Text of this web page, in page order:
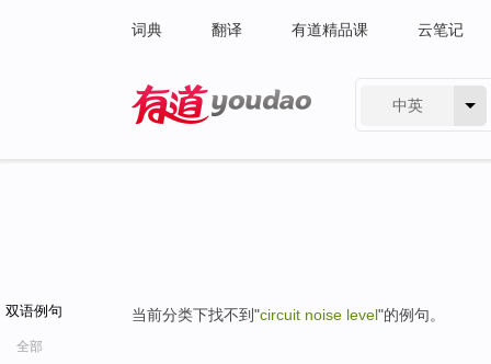
词典 翻译 有道精品课 云笔记
中英
双语例句
全部
当前分类下找不到"circuit noise level"的例句。